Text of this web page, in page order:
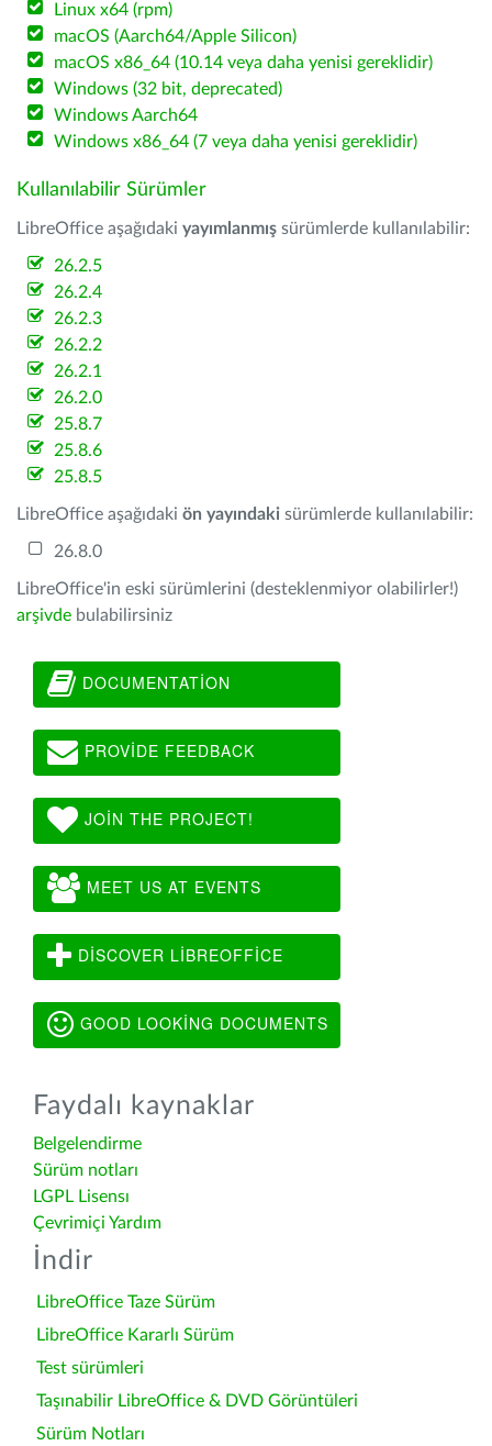
Linux x64 (rpm)
macOS (Aarch64/Apple Silicon)
macOS x86_64 (10.14 veya daha yenisi gereklidir)
Windows (32 bit, deprecated)
Windows Aarch64
Windows x86_64 (7 veya daha yenisi gereklidir)
Kullanılabilir Sürümler
LibreOffice aşağıdaki yayımlanmış sürümlerde kullanılabilir:
26.2.5
26.2.4
26.2.3
26.2.2
26.2.1
26.2.0
25.8.7
25.8.6
25.8.5
LibreOffice aşağıdaki ön yayındaki sürümlerde kullanılabilir:
26.8.0
LibreOffice'in eski sürümlerini (desteklenmiyor olabilirler!)
arşivde bulabilirsiniz
DOCUMENTATION
PROVIDE FEEDBACK
JOIN THE PROJECT!
MEET US AT EVENTS
DISCOVER LIBREOFFICE
GOOD LOOKING DOCUMENTS
Faydalı kaynaklar
Belgelendirme
Sürüm notları
LGPL Lisensı
Çevrimiçi Yardım
İndir
LibreOffice Taze Sürüm
LibreOffice Kararlı Sürüm
Test sürümleri
Taşınabilir LibreOffice & DVD Görüntüleri
Sürüm Notları